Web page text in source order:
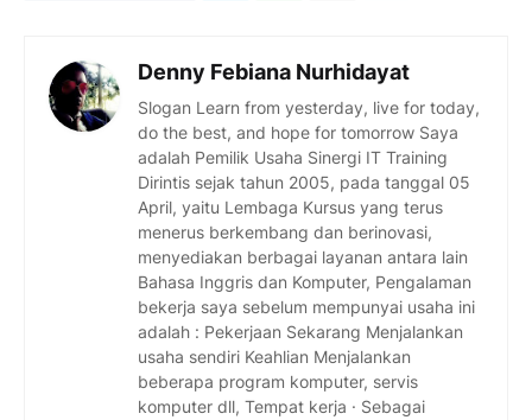
Denny Febiana Nurhidayat
Slogan Learn from yesterday, live for today,
do the best, and hope for tomorrow Saya
adalah Pemilik Usaha Sinergi IT Training
Dirintis sejak tahun 2005, pada tanggal 05
April, yaitu Lembaga Kursus yang terus
menerus berkembang dan berinovasi,
menyediakan berbagai layanan antara lain
Bahasa Inggris dan Komputer, Pengalaman
bekerja saya sebelum mempunyai usaha ini
adalah : Pekerjaan Sekarang Menjalankan
usaha sendiri Keahlian Menjalankan
beberapa program komputer, servis
komputer dll, Tempat kerja · Sebagai